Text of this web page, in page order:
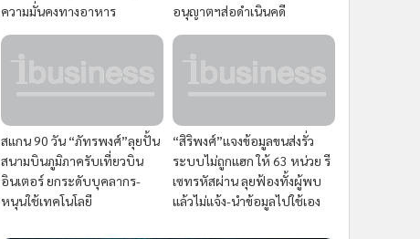
ความมั่นคงทางอาหาร
อนุญาตฯส่อดำเนินคดี
สแกน 90 วัน “ภัทรพงศ์”ลุยปั้น
สนามบินภูมิภาครับเที่ยวบิน
อินเตอร์ ยกระดับบุคลากร-
หนุนใช้เทคโนโลยี
“สิริพงศ์”แจงข้อมูลขนส่งรั่ว
ระบบไม่ถูกแฮก ให้ 63 หน่วย รี
เซทรหัสผ่าน ลุยฟ้องทั้งผู้พบ
แล้วไม่แจ้ง-นำข้อมูลไปใช้เอง